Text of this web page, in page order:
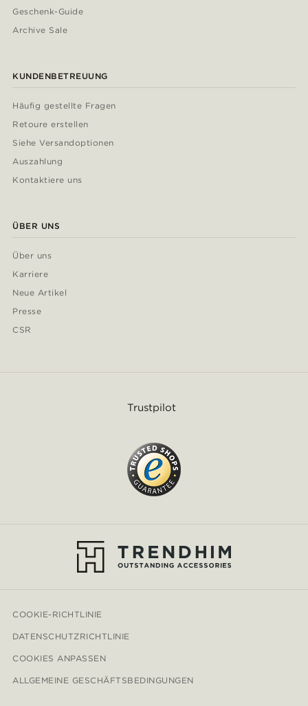
Geschenk-Guide
Archive Sale
KUNDENBETREUUNG
Häufig gestellte Fragen
Retoure erstellen
Siehe Versandoptionen
Auszahlung
Kontaktiere uns
ÜBER UNS
Über uns
Karriere
Neue Artikel
Presse
CSR
Trustpilot
COOKIE-RICHTLINIE
DATENSCHUTZRICHTLINIE
COOKIES ANPASSEN
ALLGEMEINE GESCHÄFTSBEDINGUNGEN